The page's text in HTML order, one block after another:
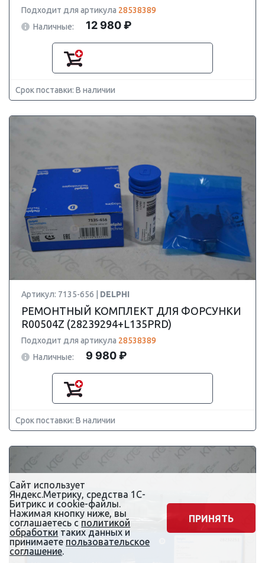
Подходит для артикула 28538389
Наличные:
12 980 ₽
Срок поставки: В наличии
Артикул: 7135-656 | DELPHI
РЕМОНТНЫЙ КОМПЛЕКТ ДЛЯ ФОРСУНКИ
R00504Z (28239294+L135PRD)
Подходит для артикула 28538389
Наличные:
9 980 ₽
Срок поставки: В наличии
Сайт использует
Яндекс.Метрику, средства 1С-
Битрикс и cookie-файлы.
Нажимая кнопку ниже, вы
соглашаетесь с политикой
обработки таких данных и
принимаете пользовательское
соглашение.
ПРИНЯТЬ